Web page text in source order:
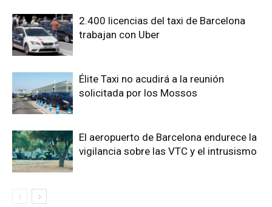
2.400 licencias del taxi de Barcelona
trabajan con Uber
Élite Taxi no acudirá a la reunión
solicitada por los Mossos
El aeropuerto de Barcelona endurece la
vigilancia sobre las VTC y el intrusismo